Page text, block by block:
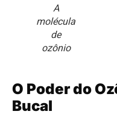
A
molécula
de
ozônio
O Poder do
Bucal